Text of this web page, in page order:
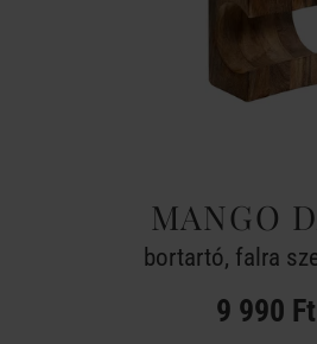
MANGO
bortartó, falra
9 990 Ft